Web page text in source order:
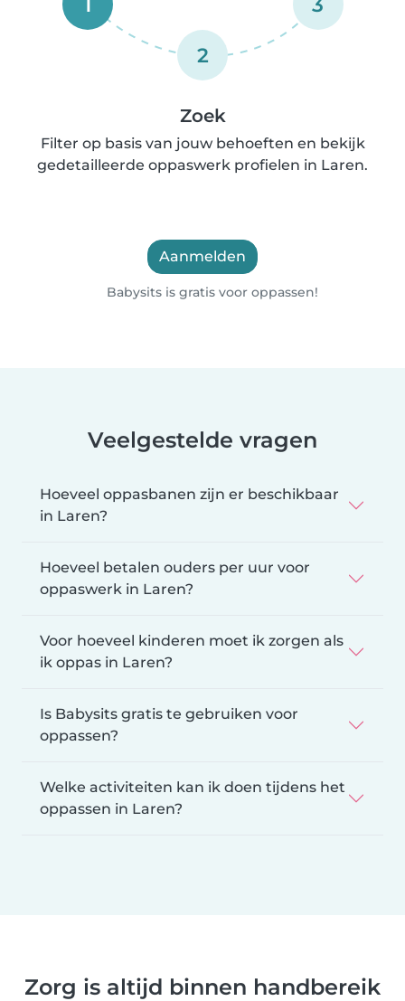
2
Zoek
Filter op basis van jouw behoeften en bekijk
gedetailleerde oppaswerk profielen in Laren.
Aanmelden
Babysits is gratis voor oppassen!
Veelgestelde vragen
Hoeveel oppasbanen zijn er beschikbaar
in Laren?
Hoeveel betalen ouders per uur voor
oppaswerk in Laren?
Voor hoeveel kinderen moet ik zorgen als
ik oppas in Laren?
Is Babysits gratis te gebruiken voor
oppassen?
Welke activiteiten kan ik doen tijdens het
oppassen in Laren?
Zorg is altijd binnen handbereik